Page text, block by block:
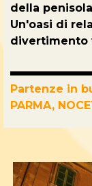
della
Un'oasi di
divertimento
Partenze in
PARMA,